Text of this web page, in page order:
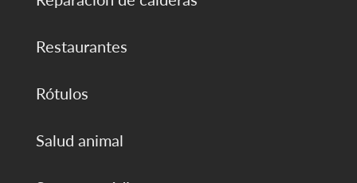
Restaurantes
Rótulos
Salud animal